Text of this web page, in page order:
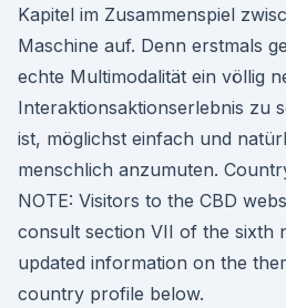
Kapitel im Zusammenspiel
Maschine auf. Denn erstmals
echte Multimodalität ein völlig
Interaktionsaktionserlebnis zu
ist, möglichst einfach und
menschlich anzumuten.
NOTE: Visitors to the CBD
consult section VII of the sixth
updated information on the
country profile below.